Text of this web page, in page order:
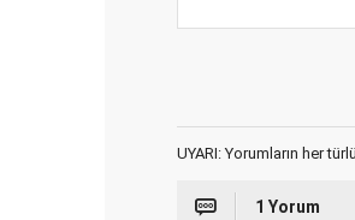
UYARI: Yorumların her
1 Yorum